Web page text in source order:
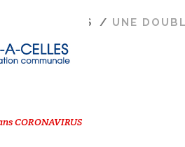
CORONAVIRUS / UNE
CORONAVIRUS